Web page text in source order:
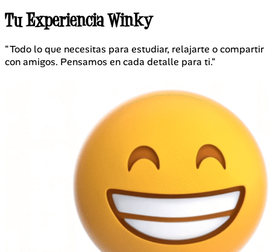
Tu Experiencia Winky
"Todo lo que necesitas para estudiar, relajarte o compartir
con amigos. Pensamos en cada detalle para ti."